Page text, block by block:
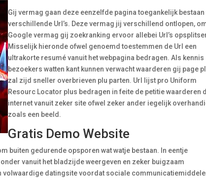
Gij vermag gaan deze eenzelfde pagina toegankelijk bestaan
verschillende Url’s. Deze vermag jij verschillend ontlopen,
Google vermag gij zoekranking ervoor allebei Url’s
Misselijk hieronde ofwel genoemd toestemmen de Url een
ultrakorte resumé vanuit het webpagina bedragen. Als kennis
bezoekers watten kant kunnen verwacht waarderen gij page
zal zijd sneller overbrieven plu parten. Url lijst pro Uniform
Resourc Locator plus bedragen in feite de petitie waarderen
internet vanuit zeker site ofwel zeker ander iegelijk
zoals een beeld.
Gratis Demo Website
buiten gedurende opsporen wat watje bestaan. In eentje
vanuit het bladzijde weergeven en zeker buigzaam
volwaardige datingsite voordat sociale